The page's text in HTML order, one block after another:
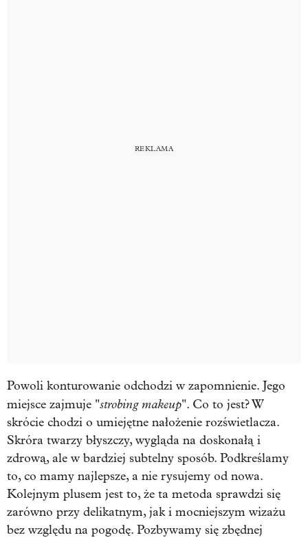
Powoli konturowanie odchodzi w zapomnienie. Jego
miejsce zajmuje "strobing makeup". Co to jest? W
skrócie chodzi o umiejętne nałożenie rozświetlacza.
Skróra twarzy błyszczy, wygląda na doskonałą i
zdrową, ale w bardziej subtelny sposób. Podkreślamy
to, co mamy najlepsze, a nie rysujemy od nowa.
Kolejnym plusem jest to, że ta metoda sprawdzi się
zarówno przy delikatnym, jak i mocniejszym wizażu
bez względu na pogodę. Pozbywamy się zbędnej